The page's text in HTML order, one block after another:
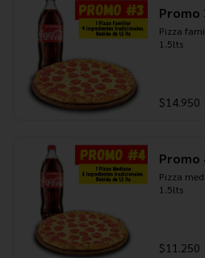
Promo
Pizza
1.5lts
$14.950
Promo
Pizza
1.5lts
$11.250